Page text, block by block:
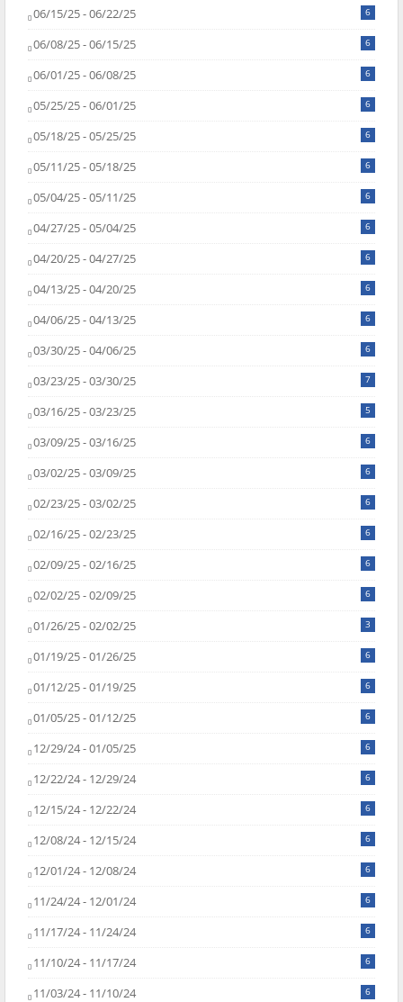
06/15/25 - 06/22/25 6
06/08/25 - 06/15/25 6
06/01/25 - 06/08/25 6
05/25/25 - 06/01/25 6
05/18/25 - 05/25/25 6
05/11/25 - 05/18/25 6
05/04/25 - 05/11/25 6
04/27/25 - 05/04/25 6
04/20/25 - 04/27/25 6
04/13/25 - 04/20/25 6
04/06/25 - 04/13/25 6
03/30/25 - 04/06/25 6
03/23/25 - 03/30/25 7
03/16/25 - 03/23/25 5
03/09/25 - 03/16/25 6
03/02/25 - 03/09/25 6
02/23/25 - 03/02/25 6
02/16/25 - 02/23/25 6
02/09/25 - 02/16/25 6
02/02/25 - 02/09/25 6
01/26/25 - 02/02/25 3
01/19/25 - 01/26/25 6
01/12/25 - 01/19/25 6
01/05/25 - 01/12/25 6
12/29/24 - 01/05/25 6
12/22/24 - 12/29/24 6
12/15/24 - 12/22/24 6
12/08/24 - 12/15/24 6
12/01/24 - 12/08/24 6
11/24/24 - 12/01/24 6
11/17/24 - 11/24/24 6
11/10/24 - 11/17/24 6
11/03/24 - 11/10/24 6